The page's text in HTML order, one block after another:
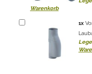
Warenkorb
1x